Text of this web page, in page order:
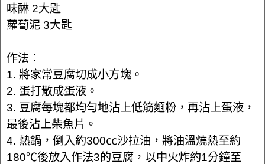
味醂 2大匙
蘿蔔泥 3大匙
作法：
1. 將家常豆腐切成小方塊。
2. 蛋打散成蛋液。
3. 豆腐每塊都均勻地沾上低筋麵粉，再沾上蛋液，
最後沾上柴魚片。
4. 熱鍋，倒入約300㏄沙拉油，將油溫燒熱至約
180℃後放入作法3的豆腐，以中火炸約1分鐘至